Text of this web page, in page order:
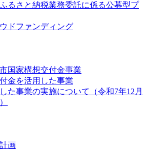
るさと納税業務委託に係る公募型プ
ドファンディング
国家構想交付金事業
金を活用した事業
た事業の実施について（令和7年12月
画